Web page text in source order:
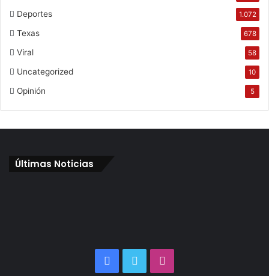
Deportes 1.072
Texas 678
Viral 58
Uncategorized 10
Opinión 5
Últimas Noticias
Facebook
Twitter